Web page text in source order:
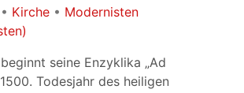
• Kirche • Modernisten
seine Enzyklika „Ad
Todesjahr des heiligen